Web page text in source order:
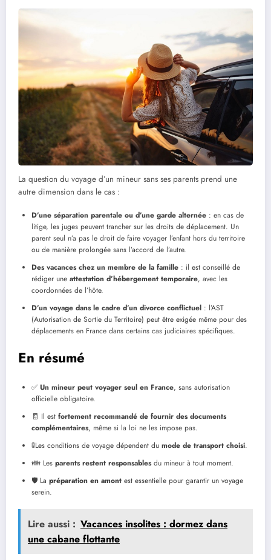
La question du voyage d’un mineur sans ses parents prend une
autre dimension dans le cas :
D’une séparation parentale ou d’une garde alternée : en cas de
litige, les juges peuvent trancher sur les droits de déplacement. Un
parent seul n’a pas le droit de faire voyager l’enfant hors du territoire
ou de manière prolongée sans l’accord de l’autre.
Des vacances chez un membre de la famille : il est conseillé de
rédiger une attestation d’hébergement temporaire, avec les
coordonnées de l’hôte.
D’un voyage dans le cadre d’un divorce conflictuel : l’AST
(Autorisation de Sortie du Territoire) peut être exigée même pour des
déplacements en France dans certains cas judiciaires spécifiques.
En résumé
✅ Un mineur peut voyager seul en France, sans autorisation
officielle obligatoire.
🧾 Il est fortement recommandé de fournir des documents
complémentaires, même si la loi ne les impose pas.
🚦Les conditions de voyage dépendent du mode de transport choisi.
👪 Les parents restent responsablesdu mineur à tout moment.
🛡️ La préparation en amont est essentielle pour garantir un voyage
serein.
Lire aussi : Vacances insolites : dormez dans
une cabane flottante